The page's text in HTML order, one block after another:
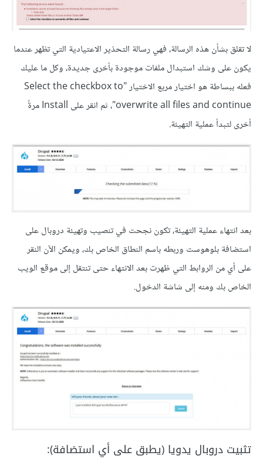
لا تقلق بشأن هذه الرسالة، فهي رسالة التحذير الاعتيادية التي تظهر عندما
يكون على وشك استبدال ملفات موجودة بأخرى جديدة، وكل ما عليك
فعله ببساطة هو اختيار مربع الاختيار "Select the checkbox to
overwrite all files and continue"، ثم انقر على Install مرةً
أخرى لتبدأ عملية التهيئة.
بعد انتهاء عملية التهيئة، تكون نجحت في تنصيب وتهيئة دروبال على
استضافة بلوهوست وربطه باسم النطاق الخاص بك، ويمكن الآن النقر
على أي من الروابط التي ظهرت بعد الانتهاء حتى تنتقل إلى موقع الويب
الخاص بك ومنه إلى شاشة الدخول.
تثبيت دروبال يدويا (يطبق على أي استضافة):